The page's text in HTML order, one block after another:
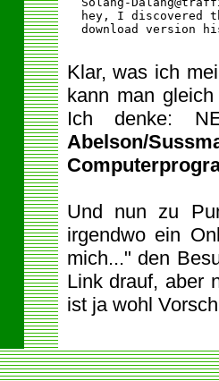
hey, I discovered
download version
Klar, was ich
kann man
Ich denke:
Abelson/
Und nun zu
irgendwo ein
mich..." den
Link drauf, aber
ist ja wohl